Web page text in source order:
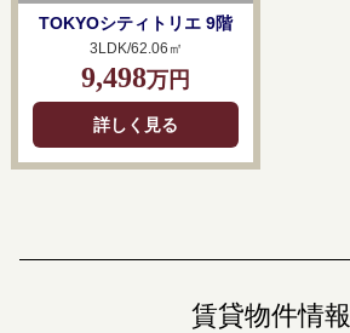
TOKYOシティトリエ 9階
3LDK/62.06㎡
9,498万円
詳しく見る
賃貸物件情報